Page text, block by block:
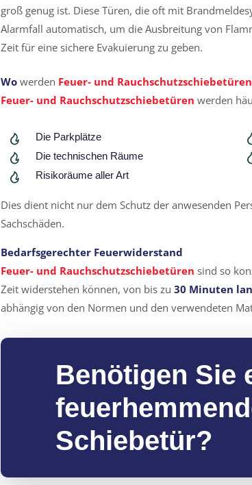
groß genug ist. Diese Türen, die oft mit
Alarmfall automatisch, um die Ausbreitung von
Zeit für eine sichere Evakuierung zu geben.
Wowerden Feuer- und Rauchschutzschiebetüren
Feuer- und Rauchschutzschiebetüren werden
Die Parkplätze
Die technischen Räume
Risikoräume aller Art
Dies dient nicht nur dem Schutz der anwesenden
Sachschäden.
Bedarfsgerechter Feuerwiderstand
Feuer- und Rauchschutzschiebetüren sind so
Zeit widerstehen können, von bis zu 30 Minuten
abhängig von den Normen und den verwendeten
Benötigen Sie
Schiebetür?